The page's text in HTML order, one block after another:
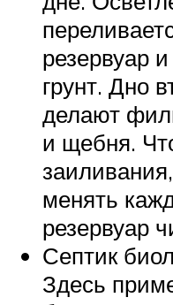
резервуар
грунт. Дно
делают
и щебня.
менять
резервуар
Септик
Здесь